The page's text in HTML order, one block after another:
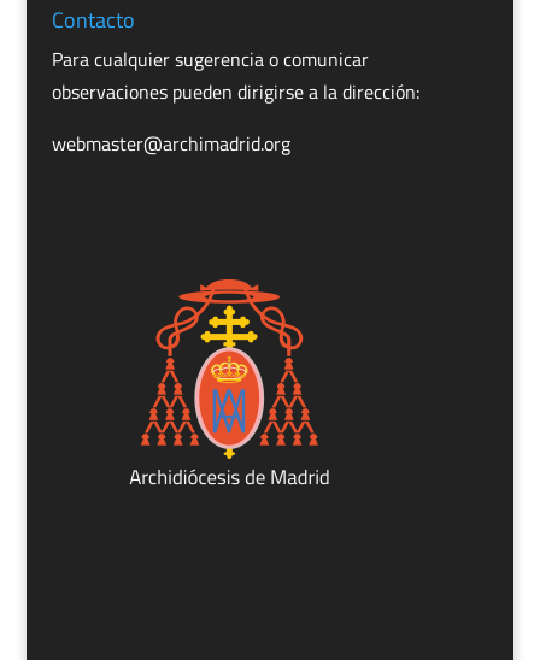
Contacto
Para cualquier sugerencia o comunicar
observaciones pueden dirigirse a la dirección:
webmaster@archimadrid.org